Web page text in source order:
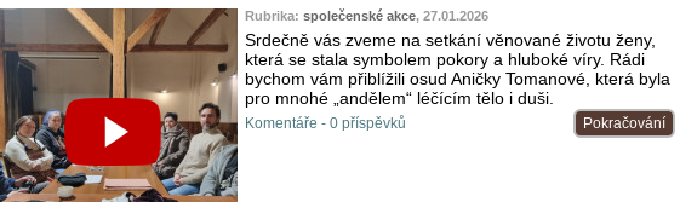
Rubrika: společenské akce, 27.01.2026
Srdečně vás zveme na setkání věnované životu ženy,
která se stala symbolem pokory a hluboké víry. Rádi
bychom vám přiblížili osud Aničky Tomanové, která byla
pro mnohé „andělem“ léčícím tělo i duši.
Pokračování
Komentáře - 0 příspěvků